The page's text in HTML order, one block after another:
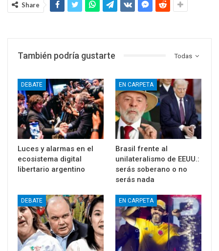
Share
Todas
También podría gustarte
DEBATE
Luces y alarmas en el
ecosistema digital
libertario argentino
EN CARPETA
Brasil frente al
unilateralismo de EEUU.:
serás soberano o no
serás nada
DEBATE EN CARPETA